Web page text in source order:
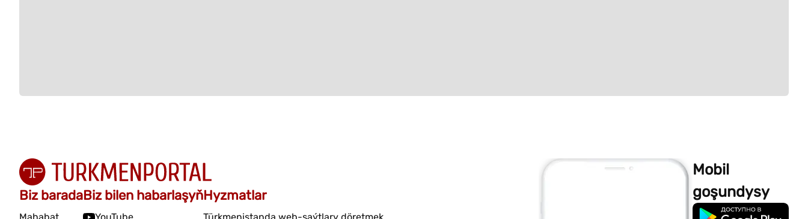
Biz baradaBiz bilen habarlaşyňHyzmatlar
Mobil
goşundysy